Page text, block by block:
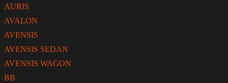
AURIS
AVALON
AVENSIS
AVENSIS SEDAN
AVENSIS WAGON
BB